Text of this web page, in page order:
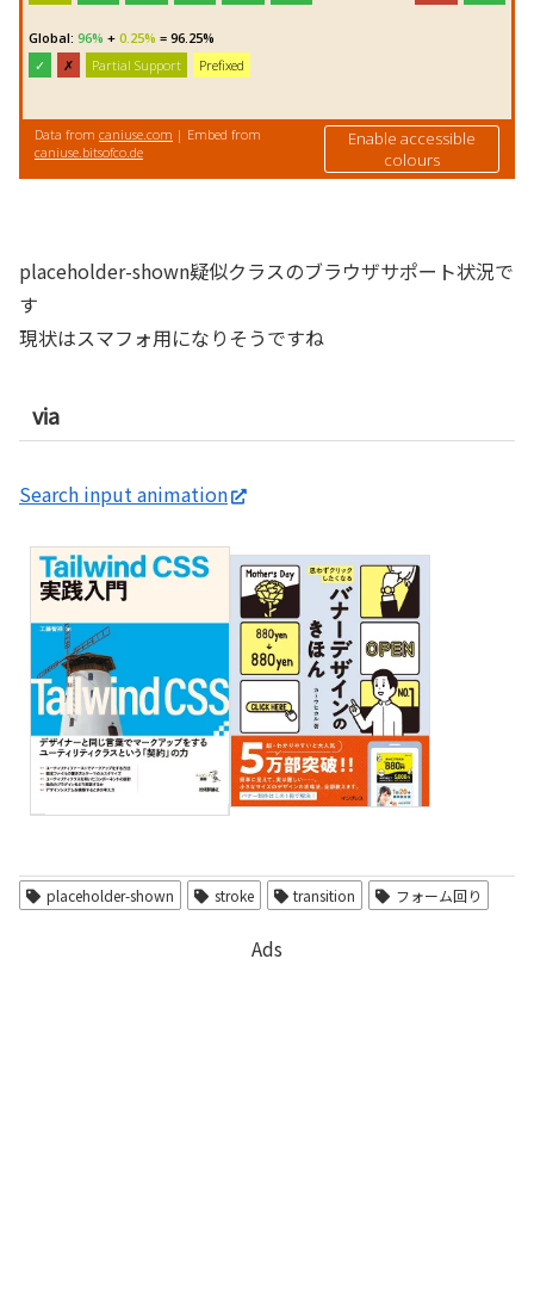
placeholder-shown疑似クラスのブラウザサポート状況で
す
現状はスマフォ用になりそうですね
via
Search input animation
placeholder-shown stroke transition フォーム回り
Ads